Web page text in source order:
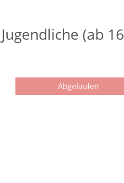
(ab 16
Abgelaufen